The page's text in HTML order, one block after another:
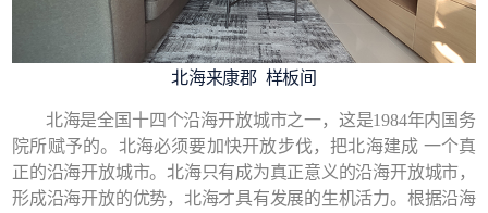
北海来康郡 样板间
北海是全国十四个沿海开放城市之一，这是1984年内国务
院所赋予的。北海必须要加快开放步伐，把北海建成 一个真
正的沿海开放城市。北海只有成为真正意义的沿海开放城市，
形成沿海开放的优势，北海才具有发展的生机活力。根据沿海